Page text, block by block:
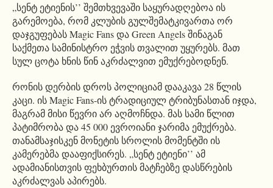
„სენტ ეტიენის’’ შემთხვევაში საყურადღებოა ის
გარემოება, რომ კლუბის გულშემატკივართა ორ
დაჯგუფებას Magic Fans და Green Angels შინაგან
საქმეთა სამინისტრო ეჭვის თვალით უყურებს. მათ
სულ ცოტა ხნის წინ აკრძალვით ემუქრებოდნენ.
რონის დერბის დროს პოლიციამ დააკავა 28 წლის
კაცი. ის Magic Fans-ის ტრადიციულ ტრიბუნასთან იჯდა,
მაგრამ მისი წევრი არ აღმოჩნდა. მას სამი წლით
პატიმრობა და 45 000 ევროიანი ჯარიმა ემუქრება.
თანამსაჯისკენ მონეტის სროლის მომენტში ის
კამერებმა დააფიქსირეს. „სენტ ეტიენი’’ ამ
ადამიანისთვის ფეხბურთის მატჩებზე დასწრების
აკრძალვას აპირებს.